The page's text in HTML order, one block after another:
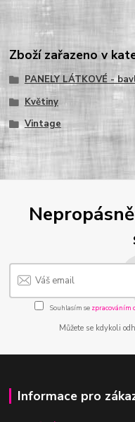
Zboží zařazeno v
PANELY LÁTKOVÉ -
Květiny
Vintage
Souhlasím se zpracováním
Můžete se kdykoli
Informace pro